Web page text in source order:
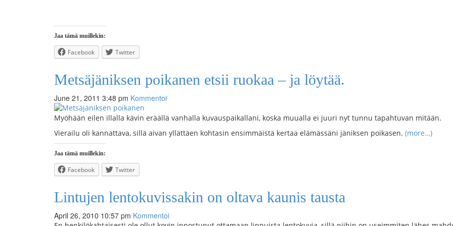
Jaa tämä muillekin:
Facebook Twitter
Metsäjäniksen poikanen etsii ruokaa – ja löytää.
June 21, 2011 3:48 pm Kommentoi
Myöhään eilen illalla kävin eräällä vanhalla kuvauspaikallani, koska muualla ei juuri nyt tunnu tapahtuvan mitään.
Vierailu oli kannattava, sillä aivan yllättäen kohtasin ensimmäistä kertaa elämässäni jäniksen poikasen. (more…)
Jaa tämä muillekin:
Facebook Twitter
Lintujen lentokuvissakin on oltava kaunis tausta
April 26, 2010 10:57 pm Kommentoi